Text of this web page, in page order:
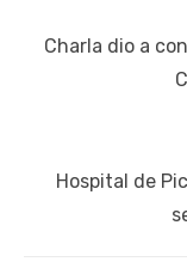
dePublicación
Charla dio a
Siguiente
Hospital de